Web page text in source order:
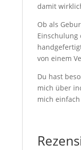
damit
Ob als
Einschulung
von einem
Du hast
mich über
mich